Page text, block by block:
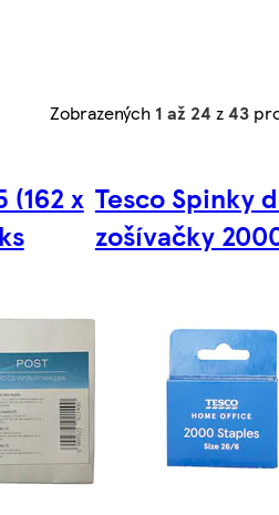
Zobrazených 1 až 24 z43
(162 x Tesco Spinky
zošívačky